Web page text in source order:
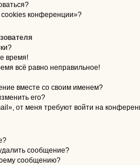
конференции»?
время!
всё равно неправильное!
вместе со своим именем?
его?
от меня требуют войти на
сообщение?
сообщению?